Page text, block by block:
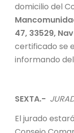
domicilio del
47, 33529,
certificado se
informando
SEXTA.-
El jurado